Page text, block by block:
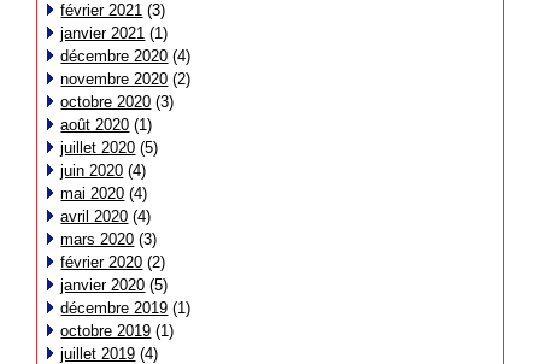
février 2021 (3)
janvier 2021 (1)
décembre 2020 (4)
novembre 2020 (2)
octobre 2020 (3)
août 2020 (1)
juillet 2020 (5)
juin 2020 (4)
mai 2020 (4)
avril 2020 (4)
mars 2020 (3)
février 2020 (2)
janvier 2020 (5)
décembre 2019 (1)
octobre 2019 (1)
juillet 2019 (4)